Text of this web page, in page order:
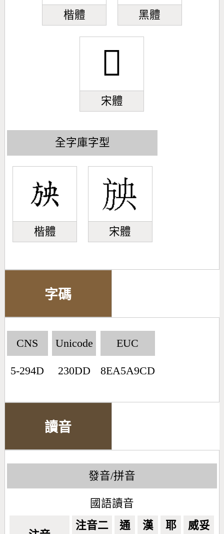
楷體 黑體
𣃝
宋體
全字庫字型
楷體 宋體
字碼
CNS
5-294D
Unicode
230DD
EUC
8EA5A9CD
讀音
發音/拼音
國語讀音
注音二 通 漢 耶 威妥